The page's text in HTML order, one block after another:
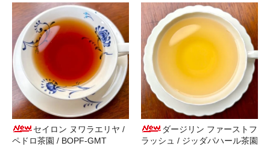
2024.11.30
冬季限定 ＧＭＴオリジナル“スパイスティー / クレモンティーヌ
しました！
2024.11.23
カルダモンが爽やかに香る！ＧＭＴオリジナル“スパイスティー /
ました！
2024.10.29
ゴールデンティップを多分に含む
“アッサム セカンドフラッシュ /
た！
セイロン ヌワラエリヤ /
ペドロ茶園 / BOPF-GMT
ダージリン ファーストフ
ラッシュ / ジッダパハール茶園